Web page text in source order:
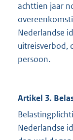
achttien jaar
Nederlandse
uitreisverbod,
persoon.
Artikel 3.
Nederlandse